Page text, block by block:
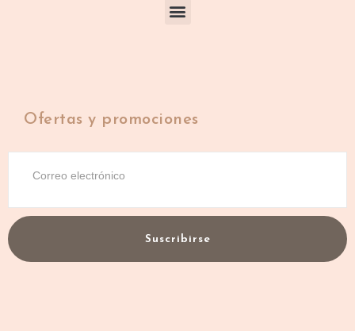
Ofertas y promociones
Suscribirse